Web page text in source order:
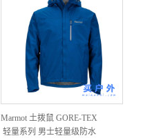
Marmot 土拨鼠 GORE-TEX
轻量系列 男士轻量级防水